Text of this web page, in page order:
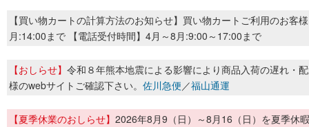
【買い物カートの計算方法のお知らせ】買い物カートご利用のお客
月:14:00まで 【電話受付時間】4月～8月:9:00～17:00まで
【おしらせ】 令和８年熊本地震による影響により商品入荷の遅れ・
様のwebサイトご確認下さい。 佐川急便／福山通運
【夏季休業のおしらせ】 2026年8月9（日）～8月16（日）を夏季休